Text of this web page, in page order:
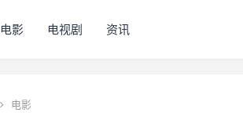
电影 电视剧 资讯
电影